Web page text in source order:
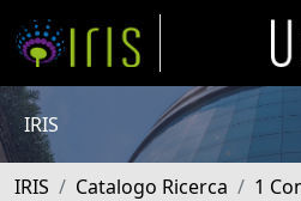
IRIS
IRIS Catalogo Ricerca
1